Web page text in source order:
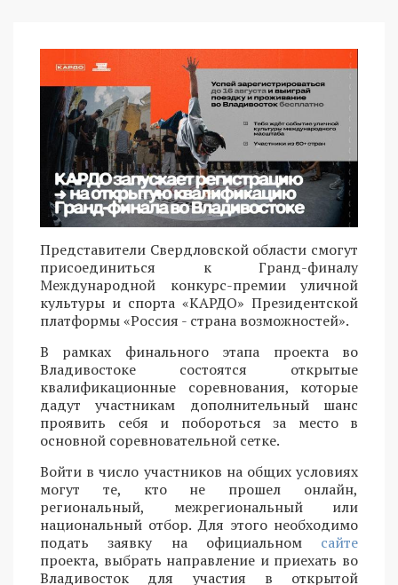
Представители Свердловской области смогут
присоединиться к Гранд-финалу
Международной конкурс-премии уличной
культуры и спорта «КАРДО» Президентской
платформы «Россия - страна возможностей».
В рамках финального этапа проекта во
Владивостоке состоятся открытые
квалификационные соревнования, которые
дадут участникам дополнительный шанс
проявить себя и побороться за место в
основной соревновательной сетке.
Войти в число участников на общих условиях
могут те, кто не прошел онлайн,
региональный, межрегиональный или
национальный отбор. Для этого необходимо
подать заявку на официальном сайте
проекта, выбрать направление и приехать во
Владивосток для участия в открытой